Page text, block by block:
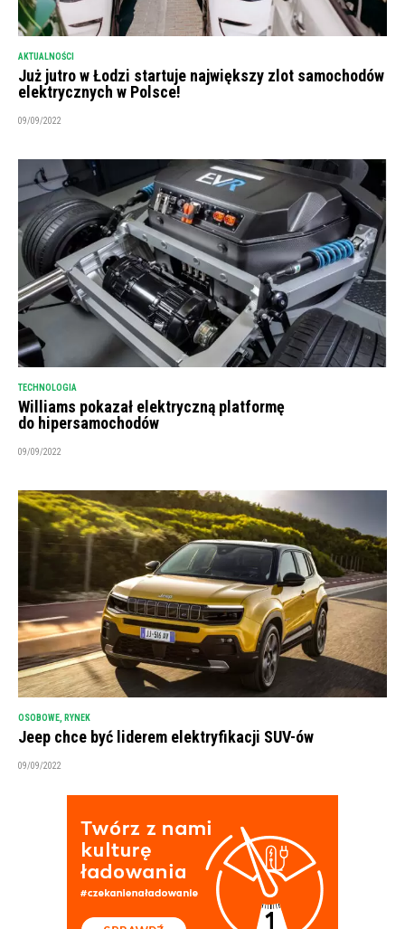
AKTUALNOŚCI
Już jutro w Łodzi startuje największy zlot samochodów
elektrycznych w Polsce!
09/09/2022
TECHNOLOGIA
Williams pokazał elektryczną platformę
do hipersamochodów
09/09/2022
OSOBOWE RYNEK
Jeep chce być liderem elektryfikacji SUV-ów
09/09/2022